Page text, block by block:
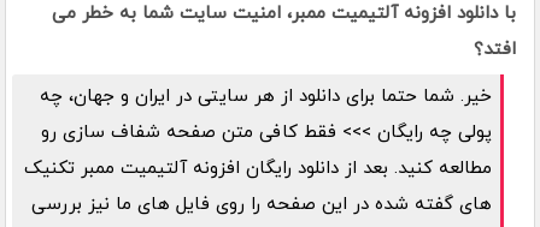
با دانلود افزونه آلتیمیت ممبر، امنیت سایت شما به خطر می
افتد؟
خیر. شما حتما برای دانلود از هر سایتی در ایران و جهان، چه
پولی چه رایگان >>> فقط کافی متن صفحه شفاف سازی رو
مطالعه کنید. بعد از دانلود رایگان افزونه آلتیمیت ممبر تکنیک
های گفته شده در این صفحه را روی فایل های ما نیز بررسی